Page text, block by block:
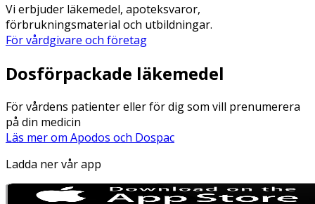
Vi erbjuder läkemedel, apoteksvaror,
förbrukningsmaterial och utbildningar.
För vårdgivare och företag
Dosförpackade läkemedel
För vårdens patienter eller för dig som vill prenumerera
på din medicin
Läs mer om Apodos och Dospac
Ladda ner vår app